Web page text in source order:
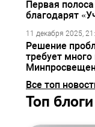
Первая
благодарят
11 декабря 2025,
Решение
требует
Все топ
Топ блоги